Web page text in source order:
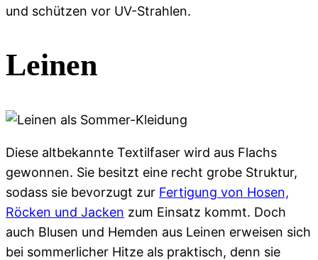
und schützen vor UV-Strahlen.
Leinen
Diese altbekannte Textilfaser wird aus Flachs
gewonnen. Sie besitzt eine recht grobe Struktur,
sodass sie bevorzugt zur Fertigung von Hosen,
Röcken und Jacken zum Einsatz kommt. Doch
auch Blusen und Hemden aus Leinen erweisen sich
bei sommerlicher Hitze als praktisch, denn sie